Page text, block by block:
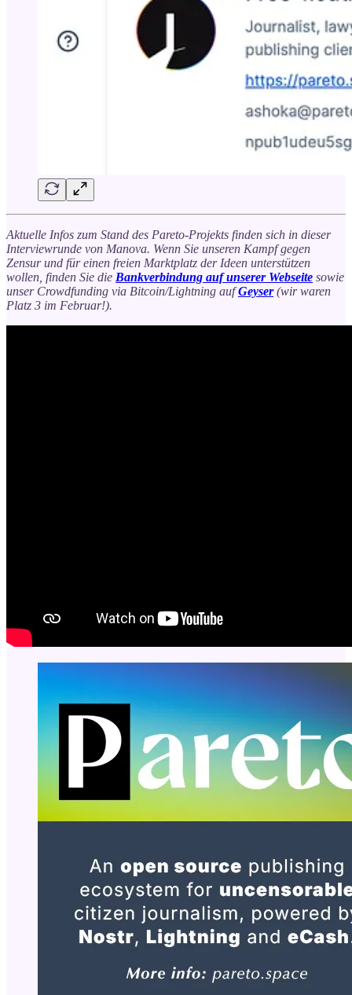
Aktuelle Infos zum Stand des Pareto-Projekts finden sich in dieser
Interviewrunde von Manova. Wenn Sie unseren Kampf gegen
Zensur und für einen freien Marktplatz der Ideen unterstützen
wollen, finden Sie die Bankverbindung auf unserer Webseite sowie
unser Crowdfunding via Bitcoin/Lightning aufGeyser(wir waren
Platz 3 im Februar!).